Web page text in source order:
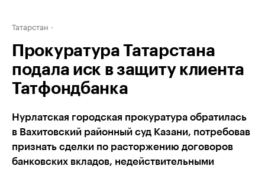
Татарстан
Прокуратура Татарстана
подала иск в защиту клиента
Татфондбанка
Нурлатская городская прокуратура обратилась
в Вахитовский районный суд Казани, потребовав
признать сделки по расторжению договоров
банковских вкладов, недействительными